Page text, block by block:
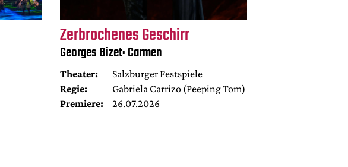
Zerbrochenes Geschirr
Georges Bizet: Carmen
Theater:
Salzburger Festspiele
Regie:
Gabriela Carrizo (Peeping Tom)
Premiere:
26.07.2026